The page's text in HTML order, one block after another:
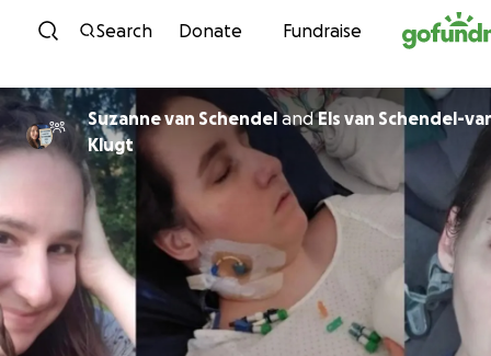
Skip to content
Search Donate Fundraise
Suzanne van SchendelandEls van Schendel-
Klugt